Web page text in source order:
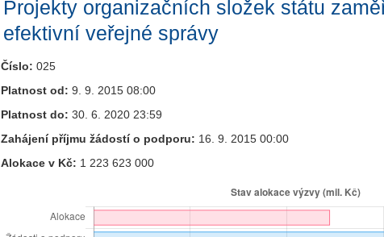
Projekty organizačních složek státu
efektivní veřejné správy
Číslo: 025
Platnost od: 9. 9. 2015 08:00
Platnost do: 30. 6. 2020 23:59
Zahájení příjmu žádostí o podporu: 16. 9. 2015 00:00
Alokace v Kč: 1 223 623 000